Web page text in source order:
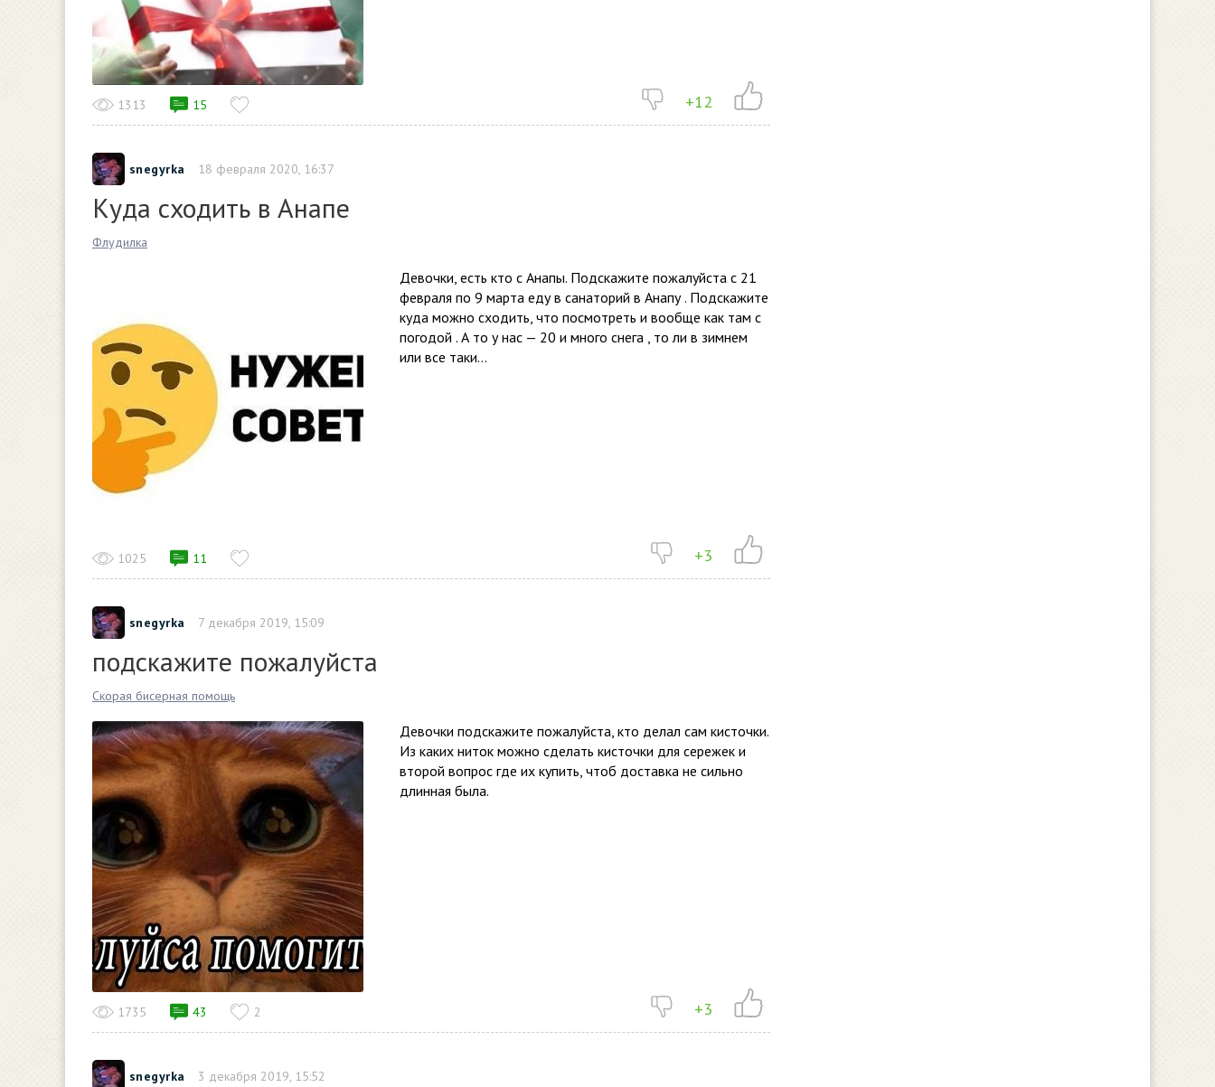
+12
1313 15
snegyrka 18 февраля 2020, 16:37
Куда сходить в Анапе
Флудилка
Девочки, есть кто с Анапы. Подскажите пожалуйста с 21
февраля по 9 марта еду в санаторий в Анапу . Подскажите
куда можно сходить, что посмотреть и вообще как там с
погодой . А то у нас — 20 и много снега , то ли в зимнем
или все таки...
+3
1025 11
snegyrka 7 декабря 2019, 15:09
подскажите пожалуйста
Скорая бисерная помощь
Девочки подскажите пожалуйста, кто делал сам кисточки.
Из каких ниток можно сделать кисточки для сережек и
второй вопрос где их купить, чтоб доставка не сильно
длинная была.
+3
1735 43 2
snegyrka 3 декабря 2019, 15:52